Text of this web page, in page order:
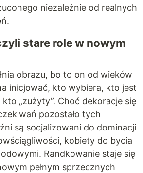
niezależnie od realnych
stare role w nowym
obrazu, bo to on od wieków
inicjować, kto wybiera, kto jest
kto „zużyty”. Choć dekoracje się
pozostało tych
są socjalizowani do dominacji
kobiety do bycia
Randkowanie staje się
pełnym sprzecznych